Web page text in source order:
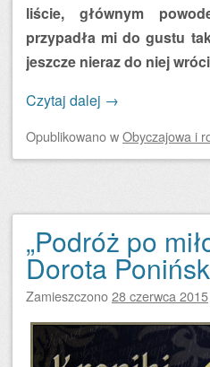
liście, głównym
przypadła mi do gustu
jeszcze nieraz do niej
Czytaj dalej →
OpublikowanowObyczajowa i
„Podróż po
Dorota
Zamieszczono28 czerwca 2015